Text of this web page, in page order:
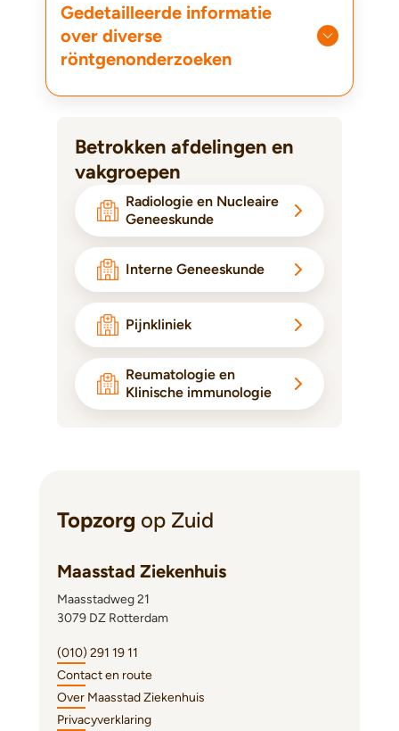
Gedetailleerde informatie
over diverse
röntgenonderzoeken
Betrokken afdelingen en
vakgroepen
Radiologie en Nucleaire
Geneeskunde
Interne Geneeskunde
Pijnkliniek
Reumatologie en
Klinische immunologie
Topzorg op Zuid
Maasstad Ziekenhuis
Maasstadweg 21
3079 DZ Rotterdam
(010) 291 19 11
Contact en route
Over Maasstad Ziekenhuis
Privacyverklaring